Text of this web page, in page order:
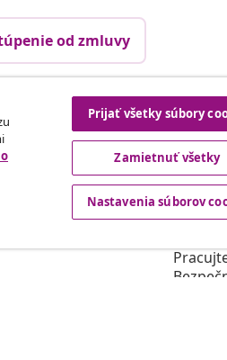
od zmluvy
marketingu
vidaXL
O
Prijať všetky súbory
Zamietnuť všetky
Nastavenia súborov